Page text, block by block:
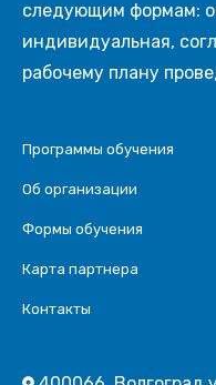
следующим формам:
индивидуальная,
рабочему плану
Программы обучения
Об организации
Формы обучения
Карта партнера
Контакты